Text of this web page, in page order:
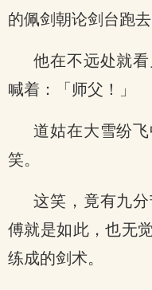
的佩剑朝论剑台跑去
他在不远处就
喊着：「师父！」
道姑在大雪纷
笑。
这笑，竟有九
傅就是如此，也无
练成的剑术。